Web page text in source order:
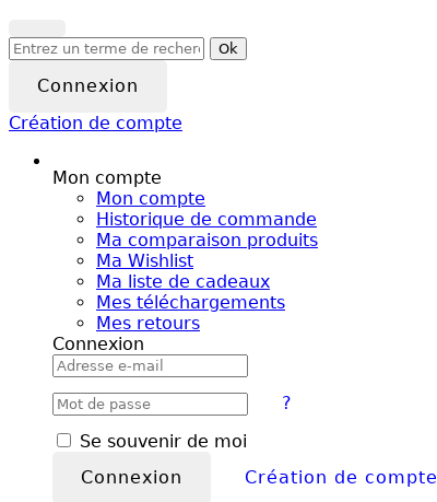
Ok
Connexion
Création de compte
Mon compte
Mon compte
Historique de commande
Ma comparaison produits
Ma Wishlist
Ma liste de cadeaux
Mes téléchargements
Mes retours
Connexion
?
Se souvenir de moi
Connexion
Création de compte